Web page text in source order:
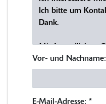
Vor- und Nachname:
E-Mail-Adresse: *